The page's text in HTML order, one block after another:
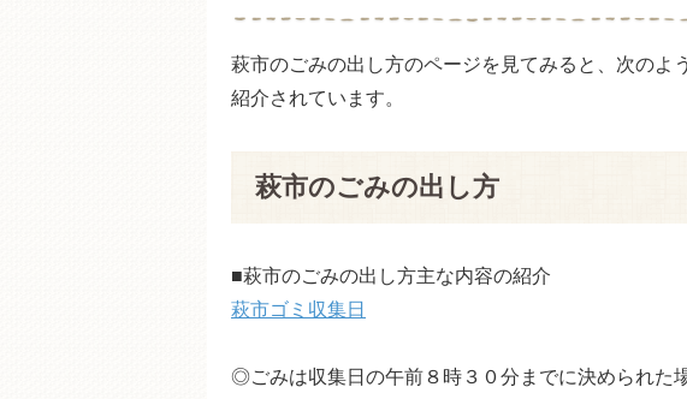
萩市のごみの出し方のページを見てみると、次のよ
紹介されています。
萩市のごみの出し方
■萩市のごみの出し方主な内容の紹介
萩市ゴミ収集日
◎ごみは収集日の午前８時３０分までに決められた